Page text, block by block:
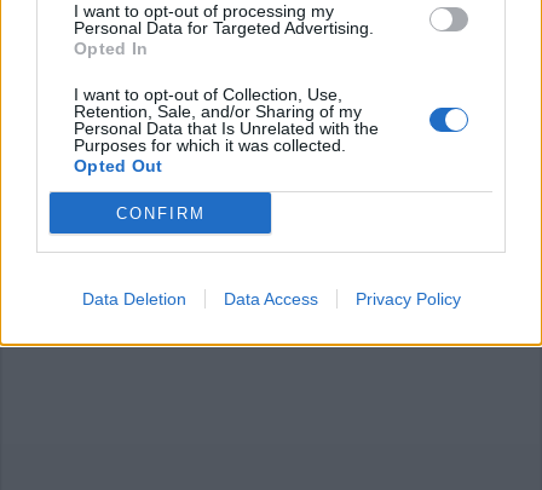
I want to opt-out of processing my
Personal Data for Targeted Advertising.
Opted In
I want to opt-out of Collection, Use,
Retention, Sale, and/or Sharing of my
Personal Data that Is Unrelated with the
Purposes for which it was collected.
Opted Out
CONFIRM
Data Deletion Data Access Privacy Policy